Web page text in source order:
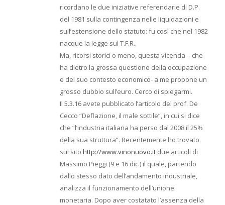
ricordano le due iniziative referendarie di D.P.
del 1981 sulla contingenza nelle liquidazioni e
sull’estensione dello statuto: fu così che nel 1982
nacque la legge sul T.F.R..
Ma, ricorsi storici o meno, questa vicenda – che
ha dietro la grossa questione della occupazione
e del suo contesto economico- a me propone un
grosso dubbio sull’euro. Cerco di spiegarmi.
Il 5.3.16 avete pubblicato l’articolo del prof. De
Cecco “Deflazione, il male sottile”, in cui si dice
che “l’industria italiana ha perso dal 2008 il 25%
della sua struttura”. Recentemente ho trovato
sul sito http://www.vinonuovo.itdue articoli di
Massimo Pieggi (9 e 16 dic.) il quale, partendo
dallo stesso dato dell’andamento industriale,
analizza il funzionamento dell’unione
monetaria. Dopo aver costatato l’assenza della